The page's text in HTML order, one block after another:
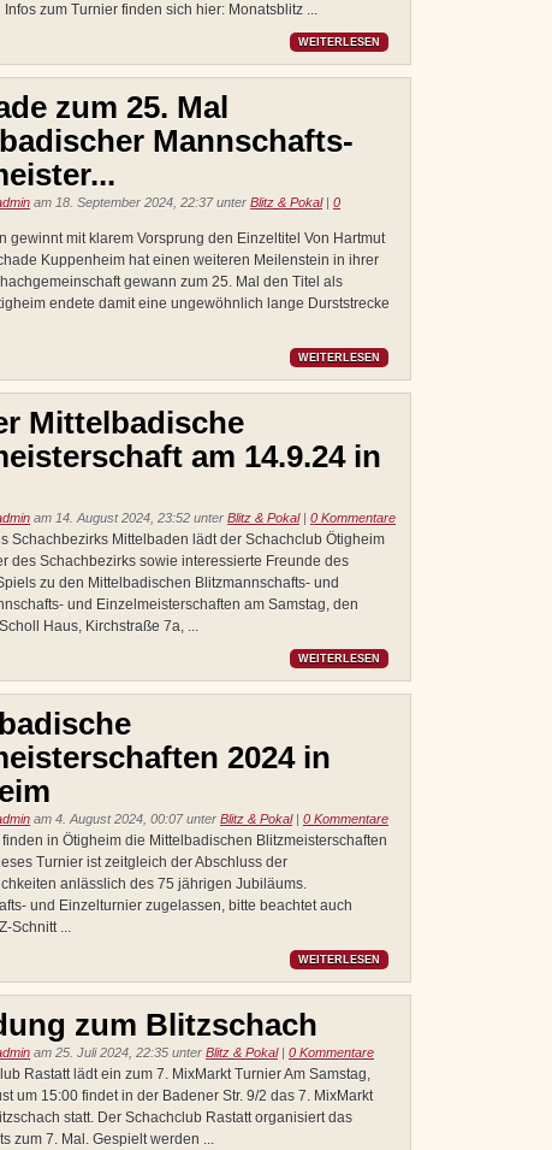
zum Turnier finden sich hier: Monatsblitz ...
WEITERLESEN
zum 25. Mal
Mannschafts-
am 18. September 2024, 22:37 unter Blitz & Pokal| 0
gewinnt mit klarem Vorsprung den Einzeltitel Von Hartmut
Kuppenheim hat einen weiteren Meilenstein in ihrer
gewann zum 25. Mal den Titel als
endete damit eine ungewöhnlich lange Durststrecke
WEITERLESEN
Mittelbadische
am 14.9.24 in
am 14. August 2024, 23:52 unter Blitz & Pokal| 0 Kommentare
Schachbezirks Mittelbaden lädt der Schachclub Ötigheim
des Schachbezirks sowie interessierte Freunde des
zu den Mittelbadischen Blitzmannschafts- und
und Einzelmeisterschaften am Samstag, den
Haus, Kirchstraße 7a, ...
WEITERLESEN
2024 in
am 4. August 2024, 00:07 unter Blitz & Pokal| 0 Kommentare
in Ötigheim die Mittelbadischen Blitzmeisterschaften
Turnier ist zeitgleich der Abschluss der
anlässlich des 75 jährigen Jubiläums.
und Einzelturnier zugelassen, bitte beachtet auch
Schnitt ...
WEITERLESEN
zum Blitzschach
am 25. Juli 2024, 22:35 unter Blitz & Pokal| 0 Kommentare
Rastatt lädt ein zum 7. MixMarkt Turnier Am Samstag,
um 15:00 findet in der Badener Str. 9/2 das 7. MixMarkt
statt. Der Schachclub Rastatt organisiert das
zum 7. Mal. Gespielt werden ...